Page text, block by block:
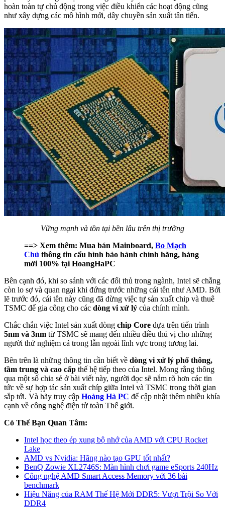
hoàn toàn tự chủ động trong việc điều khiển các hoạt động cũng
như xây dựng các mô hình mới, dây chuyền sản xuất tân tiến.
Vững mạnh và tồn tại bền lâu trên thị trường
==> Xem thêm: Mua bán Mainboard, Bo Mạch
Chủ thông tin cấu hình bảo hành chính hãng, hàng
mới 100% tại HoangHaPC
Bên cạnh đó, khi so sánh với các đối thủ trong ngành, Intel sẽ chẳng
còn lo sợ và quan ngại khi đứng trước những cái tên như AMD. Bởi
lẽ trước đó, cái tên này cũng đã dừng việc tự sản xuất chip và thuê
TSMC để gia công cho các dòng vi xử lý của chính mình.
Chắc chắn việc Intel sản xuất dòng chip Core dựa trên tiến trình
5nm và 3nm từ TSMC sẽ mang đến nhiều điều thú vị cho những
người thử nghiệm cả trong lẫn ngoài lĩnh vực trong tương lai.
Bên trên là những thông tin cần biết về dòng vi xử lý phổ thông,
tầm trung và cao cấp thế hệ tiếp theo của Intel. Mong rằng thông
qua một số chia sẻ ở bài viết này, người đọc sẽ nắm rõ hơn các tin
tức về sự hợp tác sản xuất chíp giữa Intel và TSMC trong thời gian
sắp tới. Và hãy truy cập Hoàng Hà PC để cập nhật thêm nhiều khía
cạnh về công nghệ điện tử toàn Thế giới.
Có Thể Bạn Quan Tâm:
Intel học theo ép xung bộ nhớ của AMD với CPU Rocket
Lake
AMD vs Nvidia: Hãng nào tạo GPU tốt nhất?
BenQ Zowie XL2746S: Màn hình chơi game eSports 240Hz
Công nghệ AMD Smart Access Memory với 36 bài
benchmark
Hiệu Năng của RAM Thế Hệ Mới DDR5: Vượt Trội So Với
DDR4